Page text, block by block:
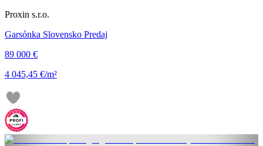
Proxin s.r.o.
Garsónka Slovensko Predaj
89 000 €
4 045,45 €/m²